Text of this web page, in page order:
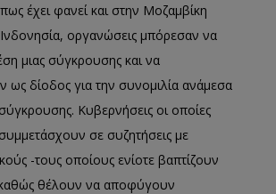
έχει φανεί και στην Μοζαμβίκη
οργανώσεις μπόρεσαν να
μιας σύγκρουσης και να
ως δίοδος για την συνομιλία ανάμεσα
Κυβερνήσεις οι οποίες
σε συζητήσεις με
-τους οποίους ενίοτε βαπτίζουν
θέλουν να αποφύγουν